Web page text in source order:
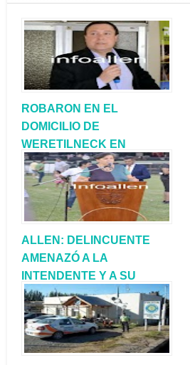
ROBARON EN EL
DOMICILIO DE
WERETILNECK EN
VIEDMA
ALLEN: DELINCUENTE
AMENAZÓ A LA
INTENDENTE Y A SU
ESPOSO